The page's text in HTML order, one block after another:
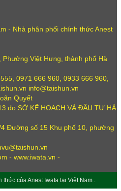
- Nhà phân phối chính thức Anest
Việt Hưng, thành phố Hà
0971 666 960, 0933 666 960,
info@taishun.vn
Quyết
do SỞ KẾ HOẠCH VÀ ĐẦU TƯ HÀ
Đường số 15 Khu phố 10, phường
- www.iwata.vn -
thức của Anest Iwata tại Việt Nam .